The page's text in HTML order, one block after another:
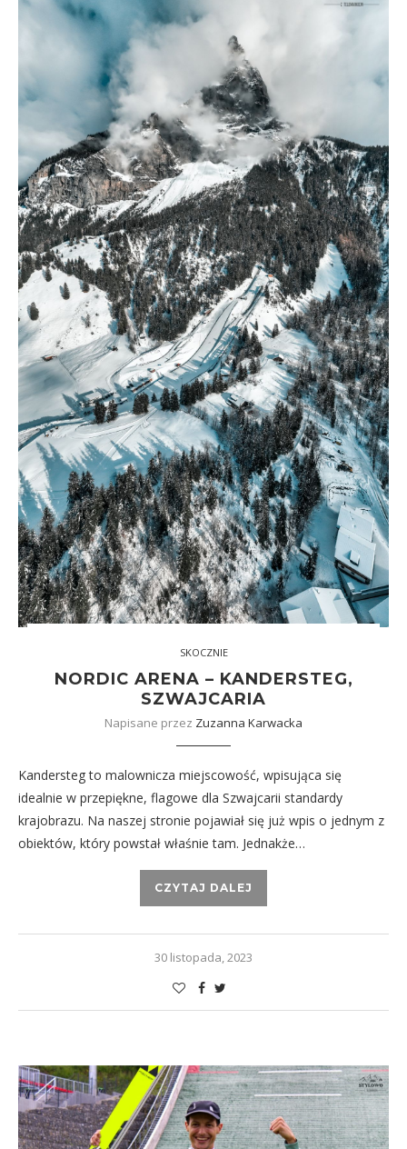
SKOCZNIE
NORDIC ARENA – KANDERSTEG,
SZWAJCARIA
Napisane przez Zuzanna Karwacka
Kandersteg to malownicza miejscowość, wpisująca się
idealnie w przepiękne, flagowe dla Szwajcarii standardy
krajobrazu. Na naszej stronie pojawiał się już wpis o jednym z
obiektów, który powstał właśnie tam. Jednakże…
CZYTAJ DALEJ
30 listopada, 2023